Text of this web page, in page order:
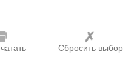
Сбросить выбор